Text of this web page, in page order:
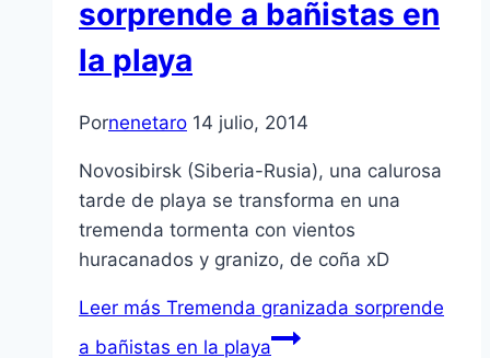
sorprende a bañistas en
la playa
Pornenetaro 14 julio, 2014
Novosibirsk (Siberia-Rusia), una calurosa
tarde de playa se transforma en una
tremenda tormenta con vientos
huracanados y granizo, de coña xD
Leer más Tremenda granizada sorprende
a bañistas en la playa